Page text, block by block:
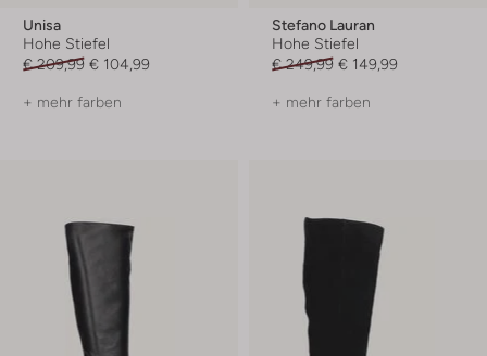
Unisa
Hohe Stiefel
€ 209,99 € 104,99
+ mehr farben
Stefano Lauran
Hohe Stiefel
€ 249,99 € 149,99
+ mehr farben